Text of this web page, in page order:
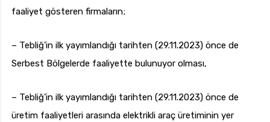
faaliyet gösteren firmaların;
– Tebliğ’in ilk yayımlandığı tarihten (29.11.2023) önce de
Serbest Bölgelerde faaliyette bulunuyor olması,
– Tebliğ’in ilk yayımlandığı tarihten (29.11.2023) önce de
üretim faaliyetleri arasında elektrikli araç üretiminin yer